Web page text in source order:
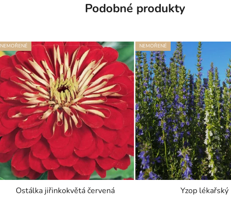
Podobné produkty
NEMOŘENÉ
Ostálka jiřinkokvětá červená
NEMOŘENÉ
Yzop lékařský